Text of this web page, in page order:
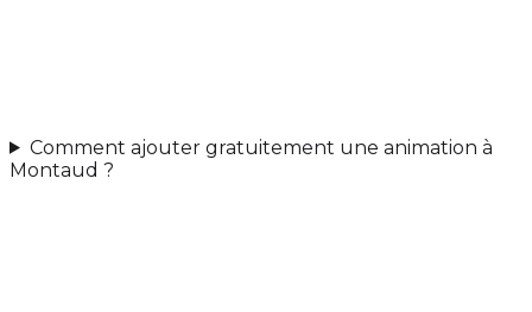
Comment ajouter gratuitement une animation à
Montaud ?